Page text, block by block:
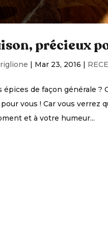
précieux
| Mar 23, 2016 |
épices de façon générale
vous ! Car vous verrez
et à votre humeur...